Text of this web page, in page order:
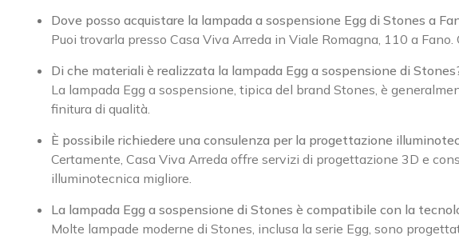
Dove posso acquistare la lampada a sospensione Egg di Stones a
Puoi trovarla presso Casa Viva Arreda in Viale Romagna, 110 a
Di che materiali è realizzata la lampada Egg a sospensione di
La lampada Egg a sospensione, tipica del brand Stones, è
finitura di qualità.
È possibile richiedere una consulenza per la progettazione
Certamente, Casa Viva Arreda offre servizi di progettazione 3D e
illuminotecnica migliore.
La lampada Egg a sospensione di Stones è compatibile con la
Molte lampade moderne di Stones, inclusa la serie Egg, sono